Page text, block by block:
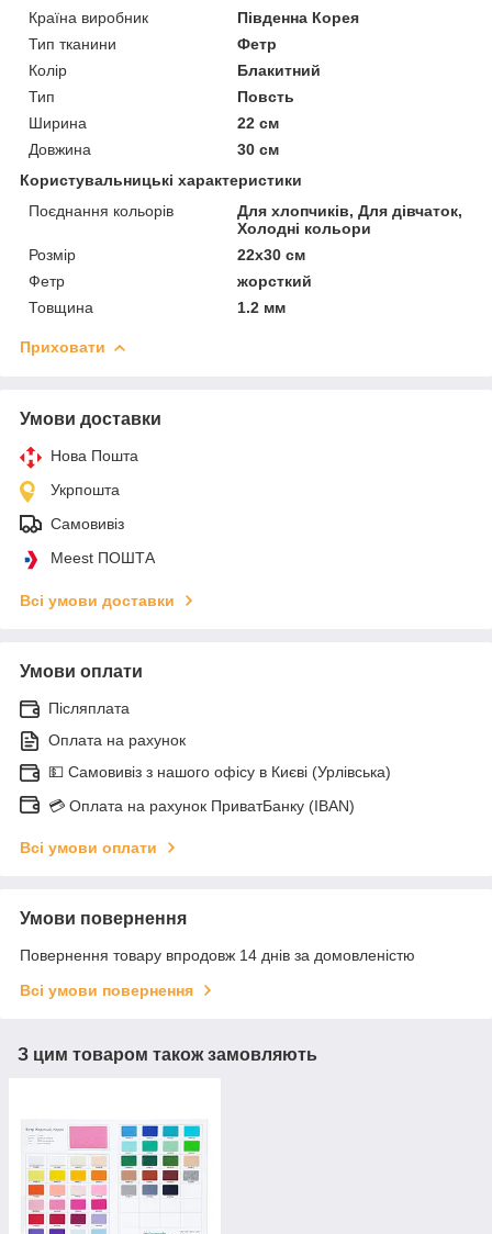
Країна виробник
Південна Корея
Тип тканини
Фетр
Колір
Блакитний
Тип
Повсть
Ширина
22 см
Довжина
30 см
Користувальницькі характеристики
Поєднання кольорів
Для хлопчиків, Для дівчаток,
Холодні кольори
Розмір
22х30 см
Фетр
жорсткий
Товщина
1.2 мм
Приховати
Умови доставки
Нова Пошта
Укрпошта
Самовивіз
Meest ПОШТА
Всі умови доставки
Умови оплати
Післяплата
Оплата на рахунок
💵 Самовивіз з нашого офісу в Києві (Урлівська)
💳 Оплата на рахунок ПриватБанку (IBAN)
Всі умови оплати
Умови повернення
Повернення товару впродовж 14 днів за домовленістю
Всі умови повернення
З цим товаром також замовляють